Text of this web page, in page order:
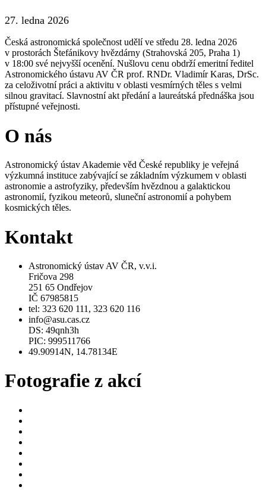
27. ledna 2026
Česká astronomická společnost udělí ve středu 28. ledna 2026
v prostorách Štefánikovy hvězdárny (Strahovská 205, Praha 1)
v 18:00 své nejvyšší ocenění. Nušlovu cenu obdrží emeritní ředitel
Astronomického ústavu AV ČR prof. RNDr. Vladimír Karas, DrSc.
za celoživotní práci a aktivitu v oblasti vesmírných těles s velmi
silnou gravitací. Slavnostní akt předání a laureátská přednáška jsou
přístupné veřejnosti.
O nás
Astronomický ústav Akademie věd České republiky je veřejná
výzkumná instituce zabývající se základním výzkumem v oblasti
astronomie a astrofyziky, především hvězdnou a galaktickou
astronomií, fyzikou meteorů, sluneční astronomií a pohybem
kosmických těles.
Kontakt
Astronomický ústav AV ČR, v.v.i.
Fričova 298
251 65 Ondřejov
IČ 67985815
tel: 323 620 111, 323 620 116
info@asu.cas.cz
DS: 49qnh3h
PIC: 999511766
49.90914N, 14.78134E
Fotografie z akcí